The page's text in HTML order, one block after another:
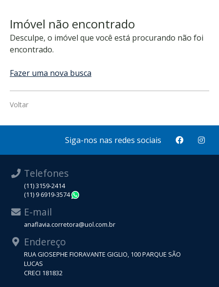
Imóvel não encontrado
Desculpe, o imóvel que você está procurando não foi
encontrado.
Fazer uma nova busca
Voltar
Siga-nos nas redes sociais
Telefones
(11) 3159-2414
(11) 9 6919-3574
E-mail
anaflavia.corretora@uol.com.br
Endereço
RUA GIOSEPHE FIORAVANTE GIGLIO, 100 PARQUE SÃO
LUCAS
CRECI 181832